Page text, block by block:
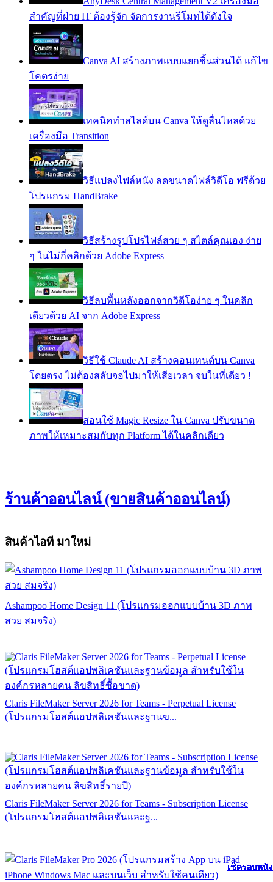
เช็ครอบหนัง
เช็ครอบหนัง
เช็ครอบหนัง
เช็ครอบหนัง
เช็ครอบหนัง
เช็ครอบหนัง
เช็ครอบหนัง
เช็ครอบหนัง
เช็ครอบหนัง
เช็ครอบหนัง
เช็ครอบหนัง
สำคัญที่ฝ่าย IT ต้องรู้จัก จัดการงานรีโมทได้ดังใจ
Canva AI สร้างภาพแบบแยกชิ้นส่วนได้ แก้ไข
โคตรง่าย
เทคนิคทำสไลด์บน Canva ให้ดูลื่นไหลด้วย
เครื่องมือ Transition
วิธีแปลงไฟล์หนัง ลดขนาดไฟล์วิดีโอ ฟรีด้วย
โปรแกรม HandBrake
วิธีสร้างรูปโปรไฟล์สวย ๆ สไตล์คุณเอง ง่าย
ๆ ในไม่กี่คลิกด้วย Adobe Express
วิธีลบพื้นหลังออกจากวิดีโอง่าย ๆ ในคลิก
เดียวด้วย AI จาก Adobe Express
วิธีใช้ Claude AI สร้างคอนเทนต์บน Canva
โดยตรง ไม่ต้องสลับจอไปมาให้เสียเวลา จบในที่เดียว !
สอนใช้ Magic Resize ใน Canva ปรับขนาด
ภาพให้เหมาะสมกับทุก Platform ได้ในคลิกเดียว
ร้านค้าออนไลน์ (ขายสินค้าออนไลน์)
สินค้าไอที มาใหม่
Ashampoo Home Design 11 (โปรแกรมออกแบบบ้าน 3D ภาพ
สวย สมจริง)
Claris FileMaker Server 2026 for Teams - Perpetual License
(โปรแกรมโฮสต์แอปพลิเคชันและฐานข...
Claris FileMaker Server 2026 for Teams - Subscription License
(โปรแกรมโฮสต์แอปพลิเคชันและฐ...